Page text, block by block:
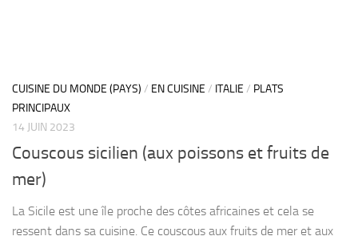
CUISINE DU MONDE (PAYS) / EN CUISINE / ITALIE / PLATS
PRINCIPAUX
14 JUIN 2023
Couscous sicilien (aux poissons et fruits de
mer)
La Sicile est une île proche des côtes africaines et cela se
ressent dans sa cuisine. Ce couscous aux fruits de mer et aux